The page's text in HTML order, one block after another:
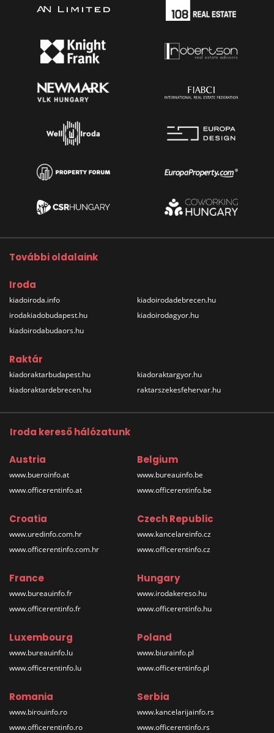
További oldalaink
Iroda
kiadoiroda.info
irodakiadobudapest.hu
kiadoirodabudaors.hu
kiadoirodadebrecen.hu
kiadoirodagyor.hu
Raktár
kiadoraktarbudapest.hu
kiadoraktardebrecen.hu
kiadoraktargyor.hu
raktarszekesfehervar.hu
Iroda kereső hálózatunk
Austria
www.bueroinfo.at
www.officerentinfo.at
Belgium
www.bureauinfo.be
www.officerentinfo.be
Croatia
www.uredinfo.com.hr
www.officerentinfo.com.hr
Czech Republic
www.kancelareinfo.cz
www.officerentinfo.cz
France
www.bureauinfo.fr
www.officerentinfo.fr
Hungary
www.irodakereso.hu
www.officerentinfo.hu
Luxembourg
www.bureauinfo.lu
www.officerentinfo.lu
Poland
www.biurainfo.pl
www.officerentinfo.pl
Romania
www.birouinfo.ro
www.officerentinfo.ro
Serbia
www.kancelarijainfo.rs
www.officerentinfo.rs